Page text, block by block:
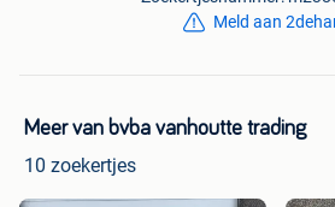
Meld aan
Meer van bvba vanhoutte trading
10 zoekertjes